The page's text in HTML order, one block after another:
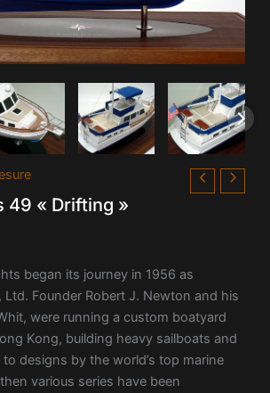
49 « Drifting »
began its journey in 1956 as
Ltd. Founder Robert J. Newton and his
were running a custom boatyard
Kong, building heavy sailboats and
designs by the world’s top marine
various series have been